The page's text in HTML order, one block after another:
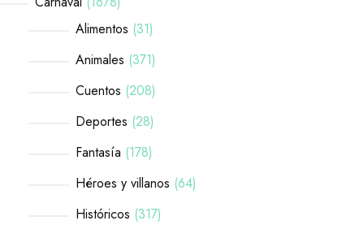
Alimentos 31
Animales 371
Cuentos 208
Deportes 28
Fantasía 178
Héroes y villanos 64
Históricos 317